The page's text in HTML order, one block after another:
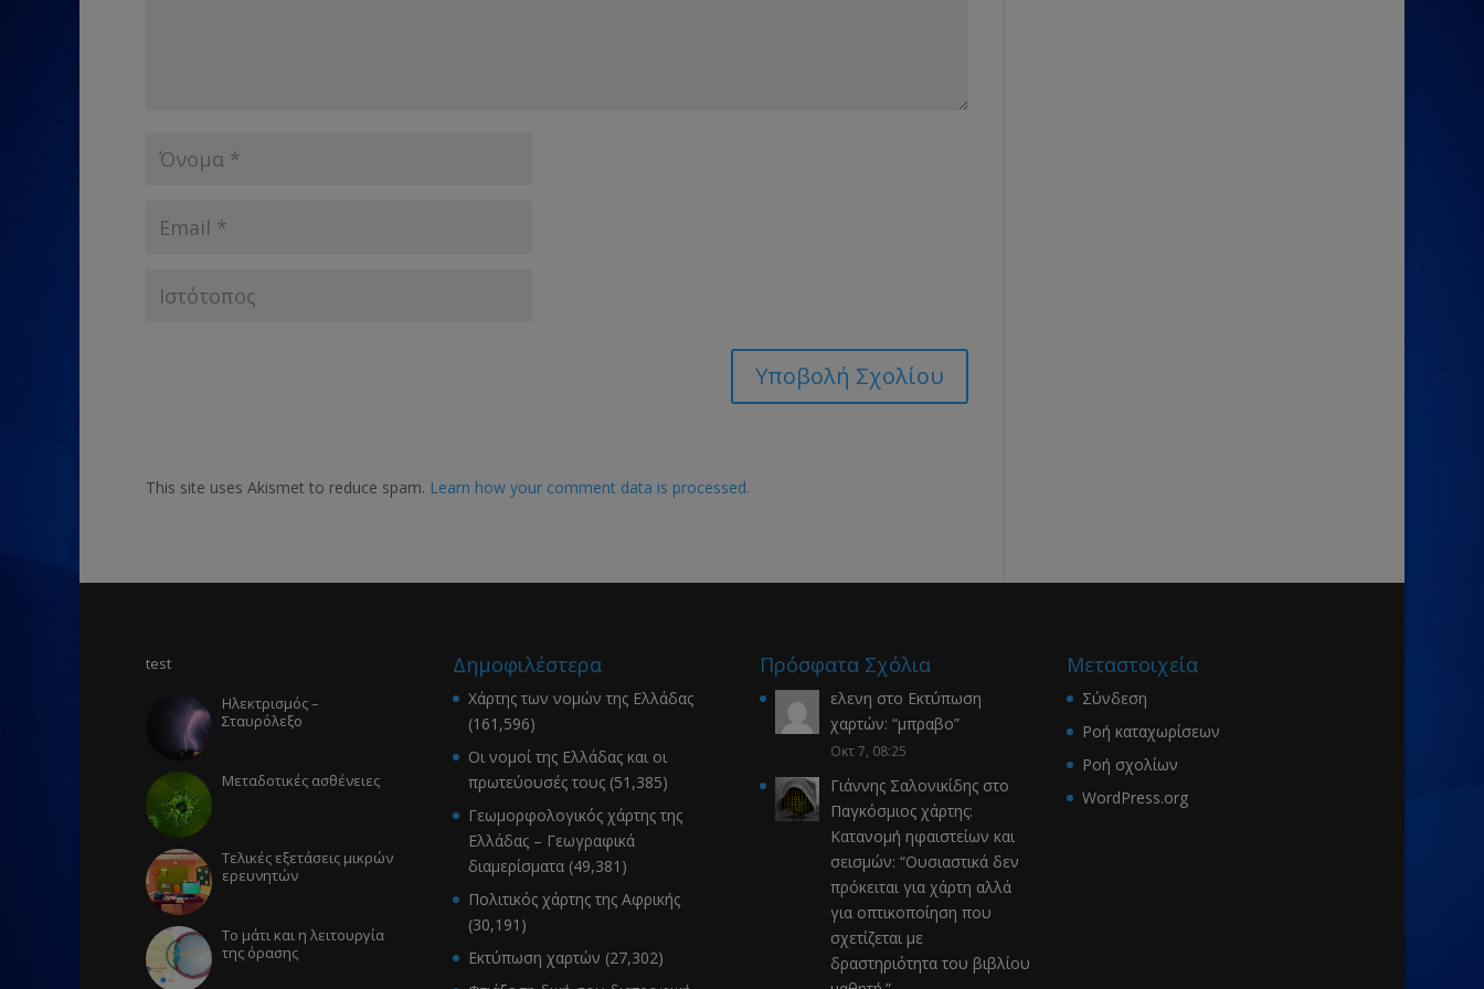
This site uses Akismet to reduce spam. Learn how your comment data is processed.
test
Ηλεκτρισμός –
Σταυρόλεξο
Μεταδοτικές ασθένειες
Τελικές εξετάσεις μικρών
ερευνητών
Το μάτι και η λειτουργία
της όρασης
Δημοφιλέστερα
Χάρτης των νομών της Ελλάδας
(161,596)
Οι νομοί της Ελλάδας και οι
πρωτεύουσές τους (51,385)
Γεωμορφολογικός χάρτης της
Ελλάδας – Γεωγραφικά
διαμερίσματα (49,381)
Πολιτικός χάρτης της Αφρικής
(30,191)
Εκτύπωση χαρτών (27,302)
Πρόσφατα Σχόλια
ελενη στο Εκτύπωση
χαρτών: “μπραβο”
Οκτ 7, 08:25
Γιάννης Σαλονικίδης στο
Παγκόσμιος χάρτης:
Κατανομή ηφαιστείων και
σεισμών: “Ουσιαστικά δεν
πρόκειται για χάρτη αλλά
για οπτικοποίηση που
σχετίζεται με
δραστηριότητα του βιβλίου
Μεταστοιχεία
Σύνδεση
Ροή καταχωρίσεων
Ροή σχολίων
WordPress.org